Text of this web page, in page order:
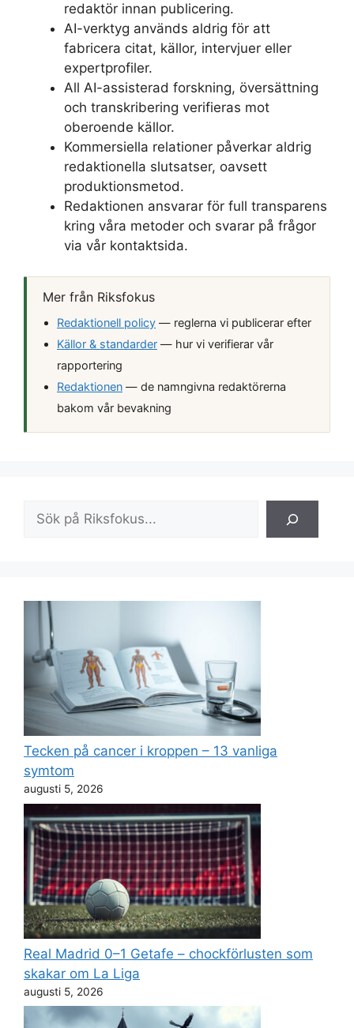
redaktör innan publicering.
AI-verktyg används aldrig för att
fabricera citat, källor, intervjuer eller
expertprofiler.
All AI-assisterad forskning, översättning
och transkribering verifieras mot
oberoende källor.
Kommersiella relationer påverkar aldrig
redaktionella slutsatser, oavsett
produktionsmetod.
Redaktionen ansvarar för full transparens
kring våra metoder och svarar på frågor
via vår kontaktsida.
Mer från Riksfokus
Redaktionell policy — reglerna vi publicerar efter
Källor & standarder — hur vi verifierar vår
rapportering
Redaktionen — de namngivna redaktörerna
bakom vår bevakning
Sök
Tecken på cancer i kroppen – 13 vanliga
symtom
augusti 5, 2026
Real Madrid 0–1 Getafe – chockförlusten som
skakar om La Liga
augusti 5, 2026